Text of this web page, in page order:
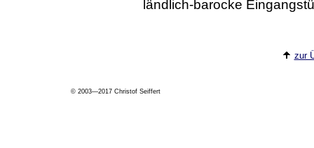
ländlich-barocke
zur
© 2003—2017 Christof Seiffert